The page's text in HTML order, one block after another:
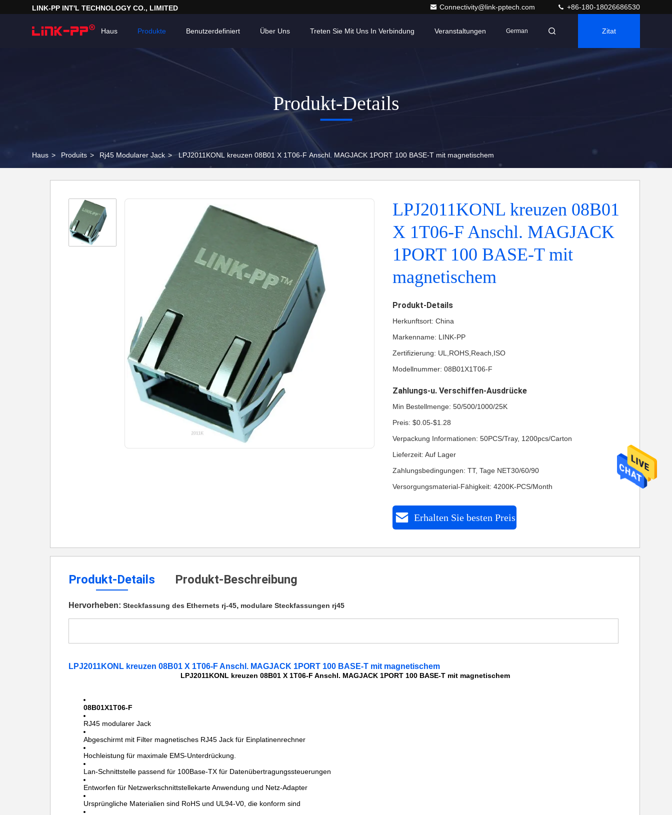
LINK-PP INT'L TECHNOLOGY CO., LIMITED Connectivity@link-pptech.com +86-180-18026686530
Haus Produkte Über Uns Treten Sie Mit Uns In Verbindung Veranstaltungen
Benutzerdefiniert German Zitat
Produkt-Details
Haus > Produits > Rj45 Modularer Jack > LPJ2011KONL kreuzen 08B01 X 1T06-F Anschl. MAGJACK 1PORT 100 BASE-T mit magnetischem
LPJ2011KONL kreuzen 08B01
X 1T06-F Anschl. MAGJACK
1PORT 100 BASE-T mit
magnetischem
Produkt-Details
Herkunftsort: China
Markenname: LINK-PP
Zertifizierung: UL,ROHS,Reach,ISO
Modellnummer: 08B01X1T06-F
Zahlungs-u. Verschiffen-Ausdrücke
Min Bestellmenge: 50/500/1000/25K
Preis: $0.05-$1.28
Verpackung Informationen: 50PCS/Tray, 1200pcs/Carton
Lieferzeit: Auf Lager
Zahlungsbedingungen: TT, Tage NET30/60/90
Versorgungsmaterial-Fähigkeit: 4200K-PCS/Month
Erhalten Sie besten Preis
Produkt-Details Produkt-Beschreibung
Hervorheben: Steckfassung des Ethernets rj-45, modulare Steckfassungen rj45
LPJ2011KONL kreuzen 08B01 X 1T06-F Anschl. MAGJACK 1PORT 100 BASE-T mit magnetischem
LPJ2011KONL kreuzen 08B01 X 1T06-F Anschl. MAGJACK 1PORT 100 BASE-T mit magnetischem
08B01X1T06-F
RJ45 modularer Jack
Abgeschirmt mit Filter magnetisches RJ45 Jack für Einplatinenrechner
Hochleistung für maximale EMS-Unterdrückung.
Lan-Schnittstelle passend für 100Base-TX für Datenübertragungssteuerungen
Entworfen für Netzwerkschnittstellekarte Anwendung und Netz-Adapter
Ursprüngliche Materialien sind RoHS und UL94-V0, die konform sind